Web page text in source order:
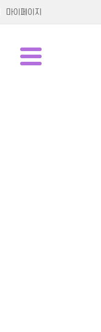
마이페이지